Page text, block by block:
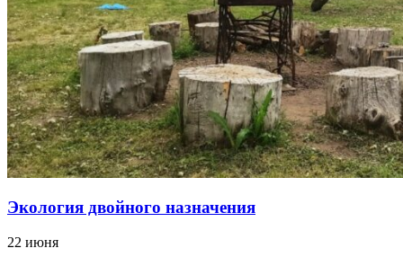
Экология двойного назначения
22 июня